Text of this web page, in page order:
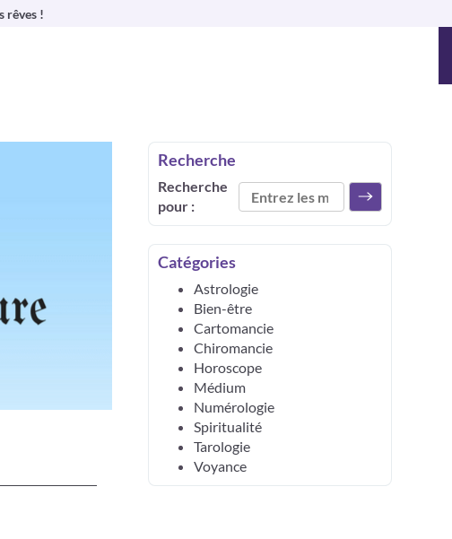
rêves !
Recherche
Recherche
pour :
Catégories
Astrologie
Bien-être
Cartomancie
Chiromancie
Horoscope
Médium
Numérologie
Spiritualité
Tarologie
Voyance